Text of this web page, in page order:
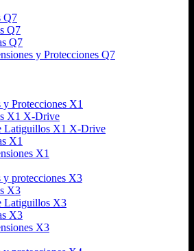
Q7
Q7
Q7
y Protecciones Q7
y Protecciones X1
X1 X-Drive
Latiguillos X1 X-Drive
X1
X1
y protecciones X3
X3
Latiguillos X3
X3
X3